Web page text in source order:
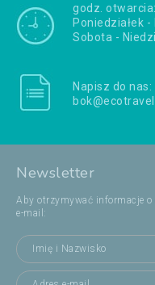
godz. otwarcia:
Poniedziałek
Sobota -
Napisz do nas:
Newsletter
Aby otrzymywać informacje
e-mail: